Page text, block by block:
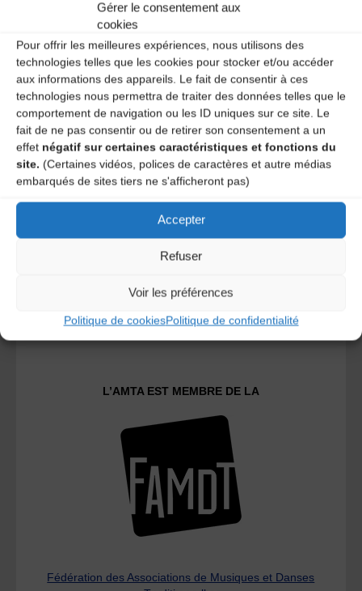
Gérer le consentement aux
cookies
Pour offrir les meilleures expériences, nous utilisons des
technologies telles que les cookies pour stocker et/ou accéder
aux informations des appareils. Le fait de consentir à ces
technologies nous permettra de traiter des données telles que le
comportement de navigation ou les ID uniques sur ce site. Le
fait de ne pas consentir ou de retirer son consentement a un
effet négatif sur certaines caractéristiques et fonctions du
site. (Certaines vidéos, polices de caractères et autre médias
embarqués de sites tiers ne s'afficheront pas)
Accepter
Refuser
Voir les préférences
Politique de cookiesPolitique de confidentialité
A DECOUVRIR :
L’AMTA EST MEMBRE DE LA
Fédération des Associations de Musiques et Danses